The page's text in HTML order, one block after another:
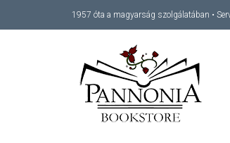
1957 óta a magyarság szolgálatában •